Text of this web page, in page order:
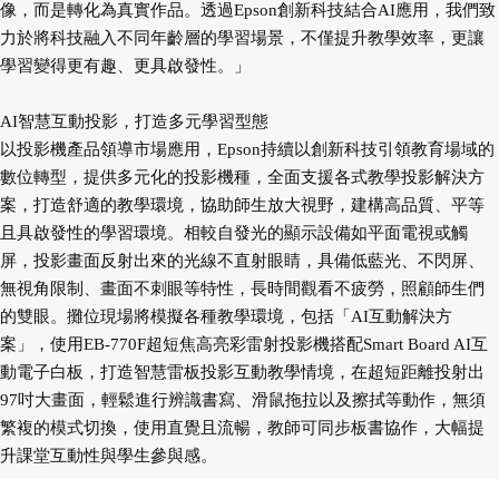
像，而是轉化為真實作品。透過Epson創新科技結合AI應用，我們致
力於將科技融入不同年齡層的學習場景，不僅提升教學效率，更讓
學習變得更有趣、更具啟發性。」
AI智慧互動投影，打造多元學習型態
以投影機產品領導市場應用，Epson持續以創新科技引領教育場域的
數位轉型，提供多元化的投影機種，全面支援各式教學投影解決方
案，打造舒適的教學環境，協助師生放大視野，建構高品質、平等
且具啟發性的學習環境。相較自發光的顯示設備如平面電視或觸
屏，投影畫面反射出來的光線不直射眼睛，具備低藍光、不閃屏、
無視角限制、畫面不刺眼等特性，長時間觀看不疲勞，照顧師生們
的雙眼。攤位現場將模擬各種教學環境，包括「AI互動解決方
案」，使用EB-770F超短焦高亮彩雷射投影機搭配Smart Board AI互
動電子白板，打造智慧雷板投影互動教學情境，在超短距離投射出
97吋大畫面，輕鬆進行辨識書寫、滑鼠拖拉以及擦拭等動作，無須
繁複的模式切換，使用直覺且流暢，教師可同步板書協作，大幅提
升課堂互動性與學生參與感。